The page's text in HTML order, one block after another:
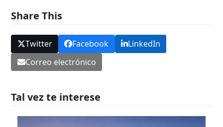
Share This
Twitter Facebook
LinkedIn
Correo electrónico
Tal vez te interese